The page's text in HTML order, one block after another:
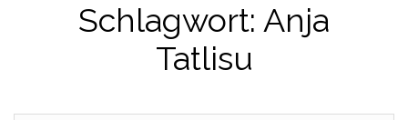
Schlagwort: Anja
Tatlisu